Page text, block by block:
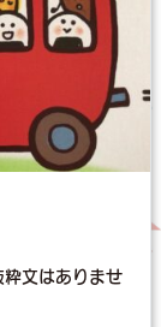
粋文はありませ